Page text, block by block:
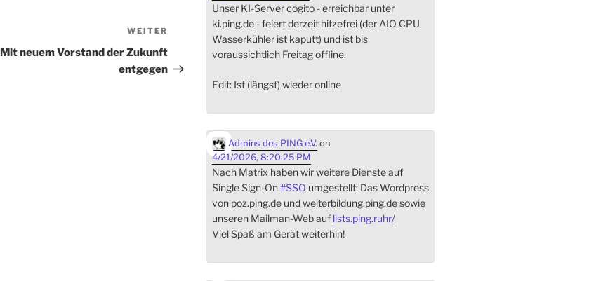
Nächster
Beitrag
WEITER
Mit neuem Vorstand der Zukunft
entgegen
Unser KI-Server cogito - erreichbar unter
ki.ping.de - feiert derzeit hitzefrei (der AIO CPU
Wasserkühler ist kaputt) und ist bis
voraussichtlich Freitag offline.
Edit: Ist (längst) wieder online
Admins des PING e.V. on
4/21/2026, 8:20:25 PM
Nach Matrix haben wir weitere Dienste auf
Single Sign-On#SSO umgestellt: Das Wordpress
von poz.ping.de und weiterbildung.ping.de sowie
unseren Mailman-Web auf lists.ping.ruhr/
Viel Spaß am Gerät weiterhin!